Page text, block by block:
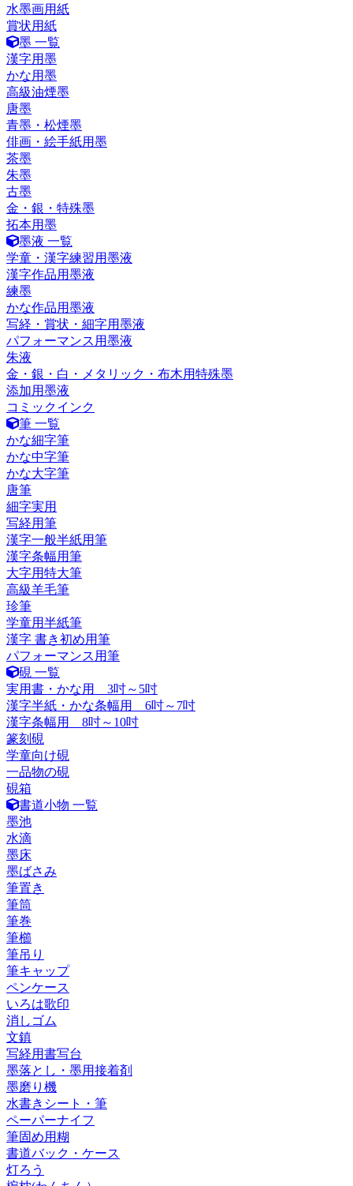
水墨画用紙
賞状用紙
墨 一覧
漢字用墨
かな用墨
高級油煙墨
唐墨
青墨・松煙墨
俳画・絵手紙用墨
茶墨
朱墨
古墨
金・銀・特殊墨
拓本用墨
墨液 一覧
学童・漢字練習用墨液
漢字作品用墨液
練墨
かな作品用墨液
写経・賞状・細字用墨液
パフォーマンス用墨液
朱液
金・銀・白・メタリック・布木用特殊墨
添加用墨液
コミックインク
筆 一覧
かな細字筆
かな中字筆
かな大字筆
唐筆
細字実用
写経用筆
漢字一般半紙用筆
漢字条幅用筆
大字用特大筆
高級羊毛筆
珍筆
学童用半紙筆
漢字 書き初め用筆
パフォーマンス用筆
硯 一覧
実用書・かな用 3吋～5吋
漢字半紙・かな条幅用 6吋～7吋
漢字条幅用 8吋～10吋
篆刻硯
学童向け硯
一品物の硯
硯箱
書道小物 一覧
墨池
水滴
墨床
墨ばさみ
筆置き
筆筒
筆巻
筆櫛
筆吊り
筆キャップ
ペンケース
いろは歌印
消しゴム
文鎮
写経用書写台
墨落とし・墨用接着剤
墨磨り機
水書きシート・筆
ペーパーナイフ
筆固め用糊
書道バック・ケース
灯ろう